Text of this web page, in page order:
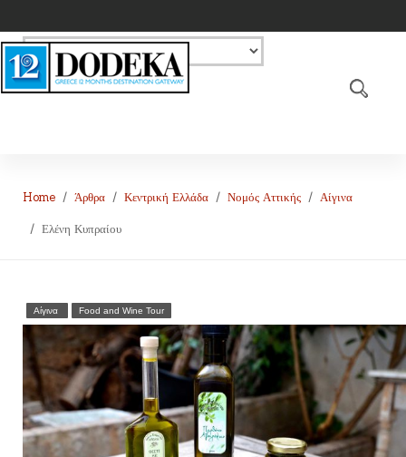
Home Άρθρα Κεντρική Ελλάδα Νομός Αττικής Αίγινα
Ελένη Κυπραίου
Αίγινα Food and Wine Tour